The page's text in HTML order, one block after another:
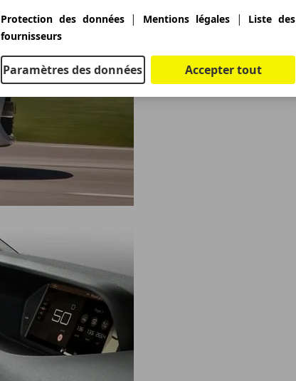
Protection des données| Mentions légales|
Liste des
fournisseurs
Paramètres des données Accepter tout